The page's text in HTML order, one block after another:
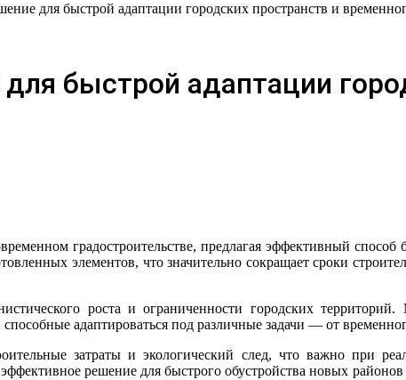
для быстрой адаптации городских пространств и
быстрой адаптации
градостроительстве, предлагая эффективный
элементов, что значительно сокращает сроки
адаптироваться под различные задачи — от
затраты и экологический след, что важно при
решение для быстрого обустройства новых